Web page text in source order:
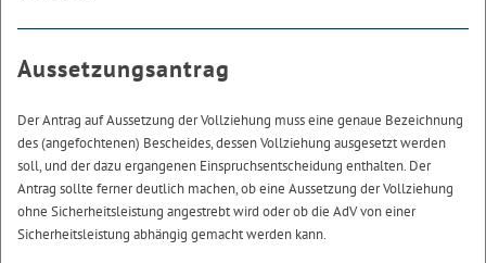
Aussetzungsantrag
Der Antrag auf Aussetzung der Vollziehung muss eine genaue Bezeichnung
des (angefochtenen) Bescheides, dessen Vollziehung ausgesetzt werden
soll, und der dazu ergangenen Einspruchsentscheidung enthalten. Der
Antrag sollte ferner deutlich machen, ob eine Aussetzung der Vollziehung
ohne Sicherheitsleistung angestrebt wird oder ob die AdV von einer
Sicherheitsleistung abhängig gemacht werden kann.